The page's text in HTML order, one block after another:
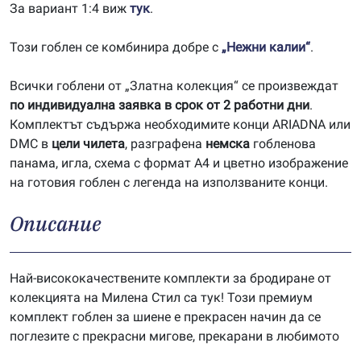
За вариант 1:4 виж тук.
Този гоблен се комбинира добре с „Нежни калии“.
Всички гоблени от „Златна колекция“ се произвеждат
по индивидуална заявка в срок от 2 работни дни.
Комплектът съдържа необходимите конци ARIADNA или
DMC в цели чилета, разграфена немска гобленова
панама, игла, схема с формат А4 и цветно изображение
на готовия гоблен с легенда на използваните конци.
Описание
Най-висококачествените комплекти за бродиране от
колекцията на Милена Стил са тук! Този премиум
комплект гоблен за шиене е прекрасен начин да се
поглезите с прекрасни мигове, прекарани в любимото